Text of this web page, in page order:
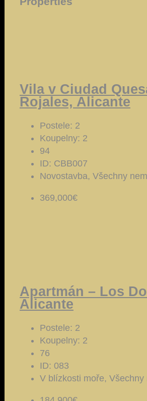
Vila v Ciudad
Rojales, Alicante
Postele: 2
Koupelny: 2
94
ID: CBB007
Novostavba, Všechny
369,000€
Apartmán – Los
Alicante
Postele: 2
Koupelny: 2
76
ID: 083
V blízkosti moře, Všechny